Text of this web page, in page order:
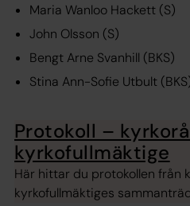
Maria Wanloo Hackett (S)
John Olsson (S)
Bengt Arne Svanhill (BKS)
Stina Ann-Sofie Utbult
Protokoll –
kyrkofullmäktige
Här hittar du protokollen från
kyrkofullmäktiges